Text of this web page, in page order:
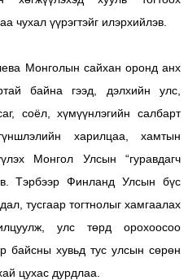
чухал үүрэгтэйг илэрхийлэв.
Монголын сайхан оронд анх
байна гээд, дэлхийн улс,
соёл, хүмүүнлэгийн салбарт
харилцаа, хамтын
Монгол Улсын “гуравдагч
Тэрбээр Финланд Улсын бүс
тусгаар тогтнолыг хамгаалах
улс төрд орохоосоо
хувьд тус улсын сөрөн
цухас дурдлаа.